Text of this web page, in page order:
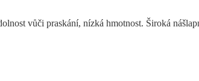
vůči praskání, nízká hmotnost. Široká